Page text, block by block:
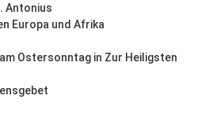
Antonius
Europa und Afrika
Ostersonntag in Zur Heiligsten